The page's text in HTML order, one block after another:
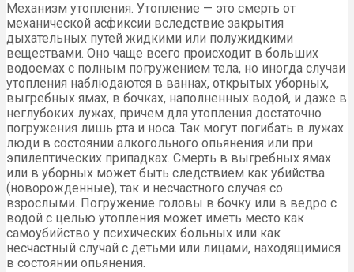
Механизм утопления. Утопление — это смерть от
механической асфиксии вследствие закрытия
дыхательных путей жидкими или полужидкими
веществами. Оно чаще всего происходит в больших
водоемах с полным погружением тела, но иногда случаи
утопления наблюдаются в ваннах, открытых уборных,
выгребных ямах, в бочках, наполненных водой, и даже в
неглубоких лужах, причем для утопления достаточно
погружения лишь рта и носа. Так могут погибать в лужах
люди в состоянии алкогольного опьянения или при
эпилептических припадках. Смерть в выгребных ямах
или в уборных может быть следствием как убийства
(новорожденные), так и несчастного случая со
взрослыми. Погружение головы в бочку или в ведро с
водой с целью утопления может иметь место как
самоубийство у психических больных или как
несчастный случай с детьми или лицами, находящимися
в состоянии опьянения.